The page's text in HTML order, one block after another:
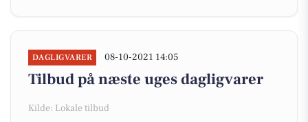
DAGLIGVARER 08-10-2021 14:05
Tilbud på næste uges dagligvarer
Kilde: Lokale tilbud